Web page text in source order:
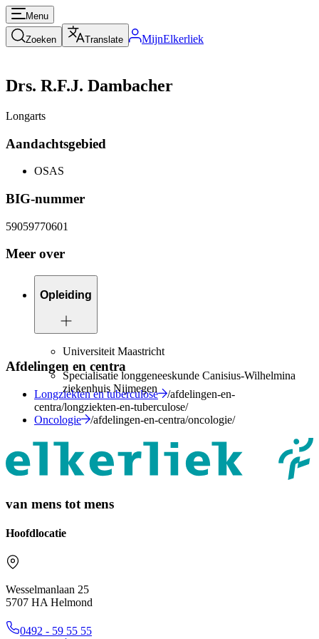
Menu
Zoeken Translate MijnElkerliek
Drs. R.F.J. Dambacher
Longarts
Aandachtsgebied
OSAS
BIG-nummer
59059770601
Meer over
Opleiding
Universiteit Maastricht
Specialisatie longgeneeskunde Canisius-Wilhelmina
ziekenhuis Nijmegen
Afdelingen en centra
Longziekten en tuberculose
/afdelingen-en-
centra/longziekten-en-tuberculose/
Oncologie
/afdelingen-en-centra/oncologie/
van mens tot mens
Hoofdlocatie
Wesselmanlaan 25
5707 HA Helmond
0492 - 59 55 55